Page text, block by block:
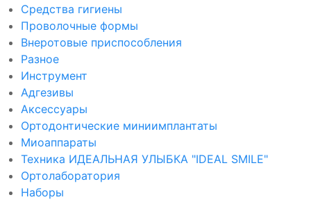
Средства гигиены
Проволочные формы
Внеротовые приспособления
Разное
Инструмент
Адгезивы
Аксессуары
Ортодонтические миниимплантаты
Миоаппараты
Техника ИДЕАЛЬНАЯ УЛЫБКА "IDEAL SMILE"
Ортолаборатория
Наборы